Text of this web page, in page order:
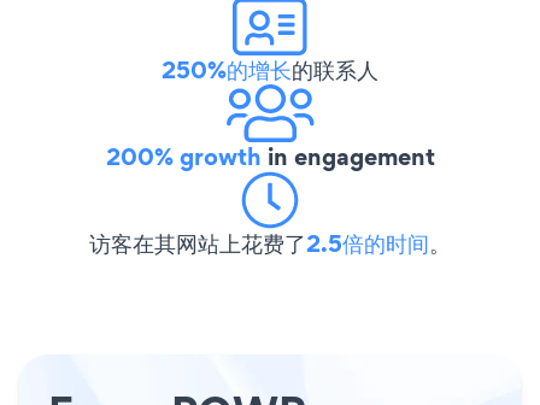
250%的增长的联系人
200% growth in engagement
访客在其网站上花费了2.5倍的时间。